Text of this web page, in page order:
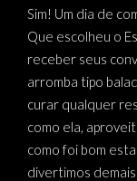
Sim! Um dia de
Que escolheu o
receber seus
arromba tipo
curar qualquer
como ela,
como foi bom
divertimos